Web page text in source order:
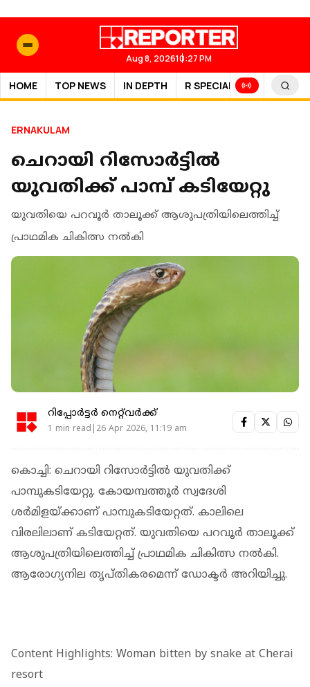
Aug 8, 202610:27 PM
HOME TOP NEWS IN DEPTH R SPECIAL SPORTS
ERNAKULAM
ചെറായി റിസോര്‍ട്ടില്‍
യുവതിക്ക് പാമ്പ് കടിയേറ്റു
യുവതിയെ പറവൂര്‍ താലൂക്ക് ആശുപത്രിയിലെത്തിച്ച്
പ്രാഥമിക ചികിത്സ നല്‍കി
റിപ്പോർട്ടർ നെറ്റ്‌വര്‍ക്ക്‌
1 min read|26 Apr 2026, 11:19 am
കൊച്ചി: ചെറായി റിസോര്‍ട്ടില്‍ യുവതിക്ക്
പാമ്പുകടിയേറ്റു. കോയമ്പത്തൂര്‍ സ്വദേശി
ശര്‍മിളയ്ക്കാണ് പാമ്പുകടിയേറ്റത്. കാലിലെ
വിരലിലാണ് കടിയേറ്റത്. യുവതിയെ പറവൂര്‍ താലൂക്ക്
ആശുപത്രിയിലെത്തിച്ച് പ്രാഥമിക ചികിത്സ നല്‍കി.
ആരോഗ്യനില തൃപ്തികരമെന്ന് ഡോക്ടര്‍ അറിയിച്ചു.
Content Highlights: Woman bitten by snake at Cherai
resort